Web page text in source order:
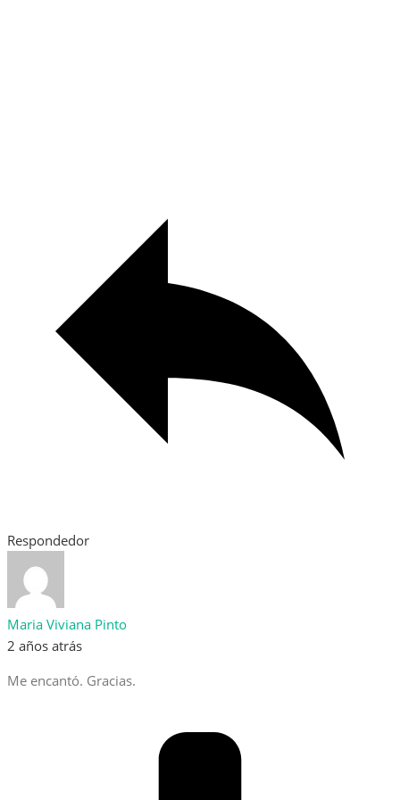
Respondedor
Maria Viviana Pinto
2 años atrás
Me encantó. Gracias.